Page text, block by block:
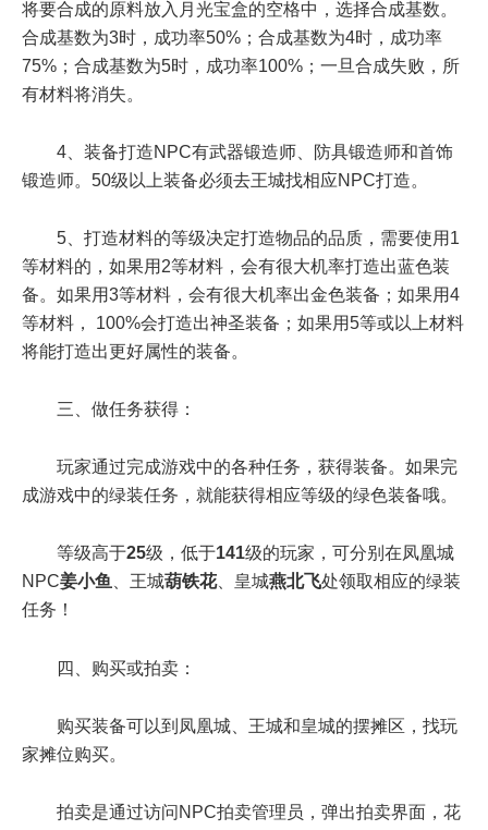
将要合成的原料放入月光宝盒的空格中，选择合成基数。
合成基数为3时，成功率50%；合成基数为4时，成功率
75%；合成基数为5时，成功率100%；一旦合成失败，所
有材料将消失。
4、装备打造NPC有武器锻造师、防具锻造师和首饰
锻造师。50级以上装备必须去王城找相应NPC打造。
5、打造材料的等级决定打造物品的品质，需要使用1
等材料的，如果用2等材料，会有很大机率打造出蓝色装
备。如果用3等材料，会有很大机率出金色装备；如果用4
等材料， 100%会打造出神圣装备；如果用5等或以上材料
将能打造出更好属性的装备。
三、做任务获得：
玩家通过完成游戏中的各种任务，获得装备。如果完
成游戏中的绿装任务，就能获得相应等级的绿色装备哦。
等级高于25级，低于141级的玩家，可分别在凤凰城
NPC姜小鱼、王城葫铁花、皇城燕北飞处领取相应的绿装
任务！
四、购买或拍卖：
购买装备可以到凤凰城、王城和皇城的摆摊区，找玩
家摊位购买。
拍卖是通过访问NPC拍卖管理员，弹出拍卖界面，花